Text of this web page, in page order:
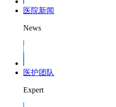
医院新闻
News
医护团队
Expert